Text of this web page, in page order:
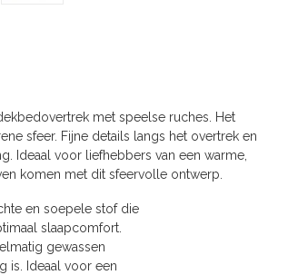
met speelse ruches. Het
sfeer. Fijne details langs het overtrek en
Ideaal voor liefhebbers van een warme,
komen met dit sfeervolle ontwerp.
en soepele stof die
slaapcomfort.
gewassen
is. Ideaal voor een